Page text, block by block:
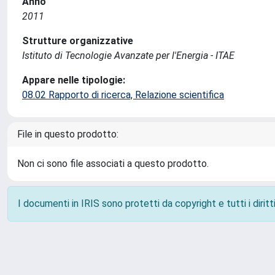
2011
Strutture organizzative
Istituto di Tecnologie Avanzate per l'Energia - ITAE
Appare nelle tipologie:
08.02 Rapporto di ricerca, Relazione scientifica
File in questo prodotto:
Non ci sono file associati a questo prodotto.
I documenti in IRIS sono protetti da copyright e tutti i